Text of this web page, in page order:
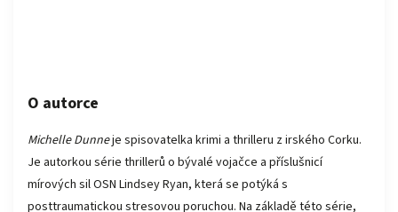
O autorce
Michelle Dunneje spisovatelka krimi a thrilleru z irského Corku.
Je autorkou série thrillerů o bývalé vojačce a příslušnicí
mírových sil OSN Lindsey Ryan, která se potýká s
posttraumatickou stresovou poruchou. Na základě této série,